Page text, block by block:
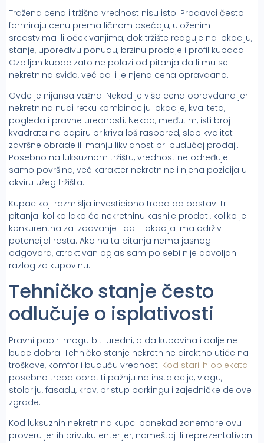
Tražena cena i tržišna vrednost nisu isto. Prodavci često
formiraju cenu prema ličnom osećaju, uloženim
sredstvima ili očekivanjima, dok tržište reaguje na lokaciju,
stanje, uporedivu ponudu, brzinu prodaje i profil kupaca.
Ozbiljan kupac zato ne polazi od pitanja da li mu se
nekretnina sviđa, već da li je njena cena opravdana.
Ovde je nijansa važna. Nekad je viša cena opravdana jer
nekretnina nudi retku kombinaciju lokacije, kvaliteta,
pogleda i pravne urednosti. Nekad, međutim, isti broj
kvadrata na papiru prikriva loš raspored, slab kvalitet
završne obrade ili manju likvidnost pri budućoj prodaji.
Posebno na luksuznom tržištu, vrednost ne određuje
samo površina, već karakter nekretnine i njena pozicija u
okviru užeg tržišta.
Kupac koji razmišlja investiciono treba da postavi tri
pitanja: koliko lako će nekretninu kasnije prodati, koliko je
konkurentna za izdavanje i da li lokacija ima održiv
potencijal rasta. Ako na ta pitanja nema jasnog
odgovora, atraktivan oglas sam po sebi nije dovoljan
razlog za kupovinu.
Tehničko stanje često
odlučuje o isplativosti
Pravni papiri mogu biti uredni, a da kupovina i dalje ne
bude dobra. Tehničko stanje nekretnine direktno utiče na
troškove, komfor i buduću vrednost. Kod starijih objekata
posebno treba obratiti pažnju na instalacije, vlagu,
stolariju, fasadu, krov, pristup parkingu i zajedničke delove
zgrade.
Kod luksuznih nekretnina kupci ponekad zanemare ovu
proveru jer ih privuku enterijer, nameštaj ili reprezentativan